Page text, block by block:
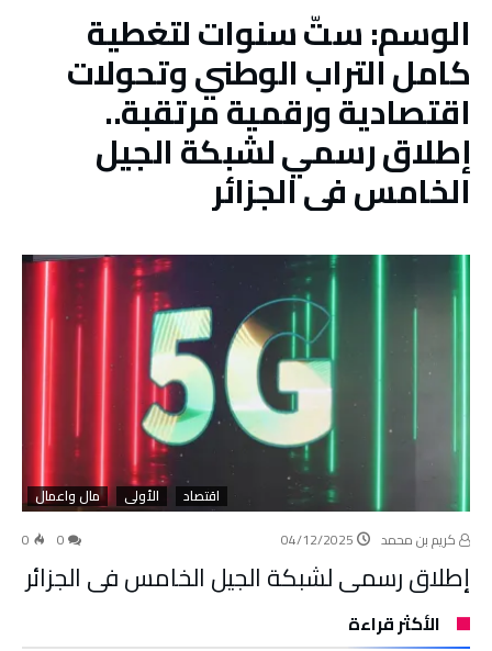
الوسم:ستّ سنوات لتغطية
كامل التراب الوطني وتحولات
اقتصادية ورقمية مرتقبة..
إطلاق رسمي لشبكة الجيل
الخامس في الجزائر
اقتصاد الأولى
مال واعمال
كريم بن محمد
04/12/2025
0
إطلاق رسمي لشبكة الجيل الخامس في الجزائر
الأكثر قراءة